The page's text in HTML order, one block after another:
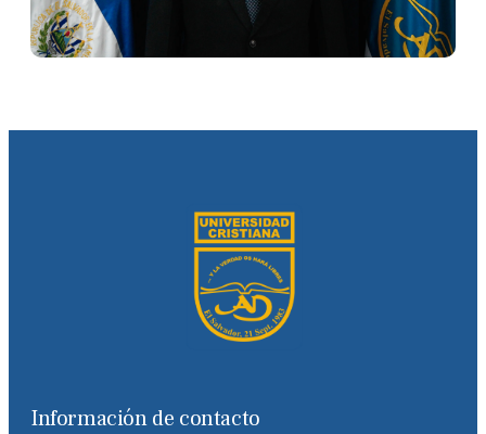
Información de contacto